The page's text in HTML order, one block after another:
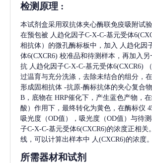
检测原理 :
本试剂盒采用双抗体夹心酶联免疫吸附试
在预包被 人趋化因子C-X-C-基元受体
相抗体）的微孔酶标板中，加入
人趋化因
体6(CXCR6) 校准品和待测样本，再加入另
抗 人趋化因子C-X-C-基元受体6(CXCR6)
过温育与充分洗涤，去除未结合的组分，
形成固相抗体 -抗原-酶标抗体的夹心复合
B，底物在 HRP催化下，产生蓝色产物，
酸）作用下，最终转化为黄色，在酶标仪
吸光度（OD值），吸光度（OD值）与待
子C-X-C-基元受体6(CXCR6)的浓度正相关
线，可以计算出样本中 人(CXCR6)的浓度。
所需器材和试剂